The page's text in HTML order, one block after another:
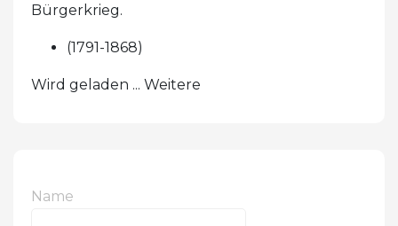
Bürgerkrieg.
(1791-1868)
Wird geladen ... Weitere
Name